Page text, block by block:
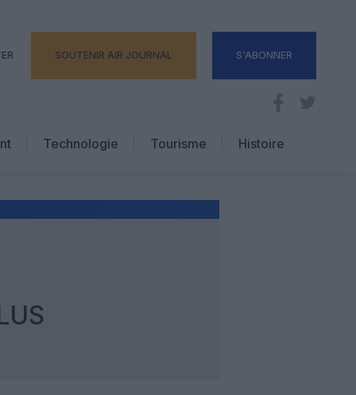
SOUTENIR AIR JOURNAL S'ABONNER
Technologie
Tourisme
Hôtellerie
Histoire